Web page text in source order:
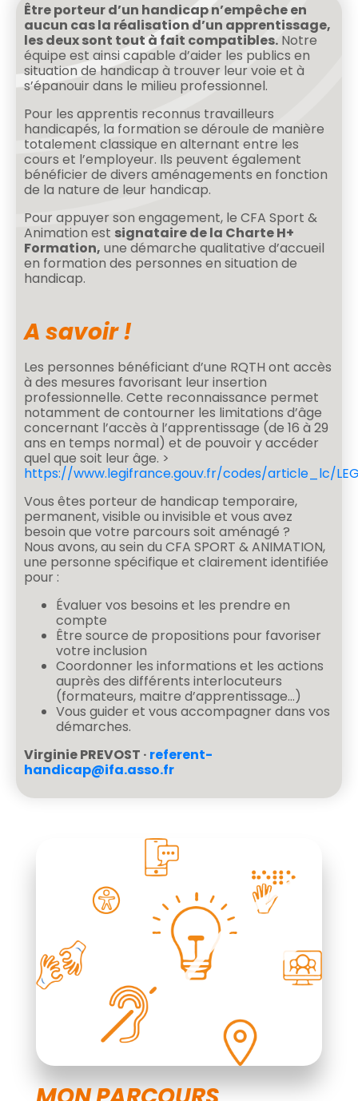
Être porteur d’un handicap n’empêche en
aucun cas la réalisation d’un apprentissage,
les deux sont tout à fait compatibles. Notre
équipe est ainsi capable d’aider les publics en
situation de handicap à trouver leur voie et à
s’épanouir dans le milieu professionnel.
Pour les apprentis reconnus travailleurs
handicapés, la formation se déroule de manière
totalement classique en alternant entre les
cours et l’employeur. Ils peuvent également
bénéficier de divers aménagements en fonction
de la nature de leur handicap.
Pour appuyer son engagement, le CFA Sport &
Animation est signataire de la Charte H+
Formation, une démarche qualitative d’accueil
en formation des personnes en situation de
handicap.
A savoir !
Les personnes bénéficiant d’une RQTH ont accès
à des mesures favorisant leur insertion
professionnelle. Cette reconnaissance permet
notamment de contourner les limitations d’âge
concernant l’accès à l’apprentissage (de 16 à 29
ans en temps normal) et de pouvoir y accéder
quel que soit leur âge. >
https://www.legifrance.gouv.fr/codes/article_lc/
Vous êtes porteur de handicap temporaire,
permanent, visible ou invisible et vous avez
besoin que votre parcours soit aménagé ?
Nous avons, au sein du CFA SPORT & ANIMATION,
une personne spécifique et clairement identifiée
pour :
Évaluer vos besoins et les prendre en
compte
Être source de propositions pour favoriser
votre inclusion
Coordonner les informations et les actions
auprès des différents interlocuteurs
(formateurs, maitre d’apprentissage…)
Vous guider et vous accompagner dans vos
démarches.
Virginie PREVOST · referent-
handicap@ifa.asso.fr